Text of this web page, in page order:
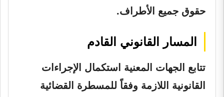
حقوق جميع الأطراف.
المسار القانوني القادم
تتابع الجهات المعنية استكمال الإجراءات
القانونية اللازمة وفقاً للمسطرة القضائية